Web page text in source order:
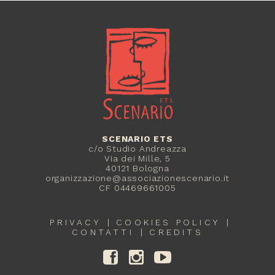
SCENARIO ETS
c/o Studio Andreazza
Via dei Mille, 5
40121 Bologna
organizzazione@associazionescenario.it
CF 04469661005
PRIVACY
COOKIES POLICY
CONTATTI
CREDITS